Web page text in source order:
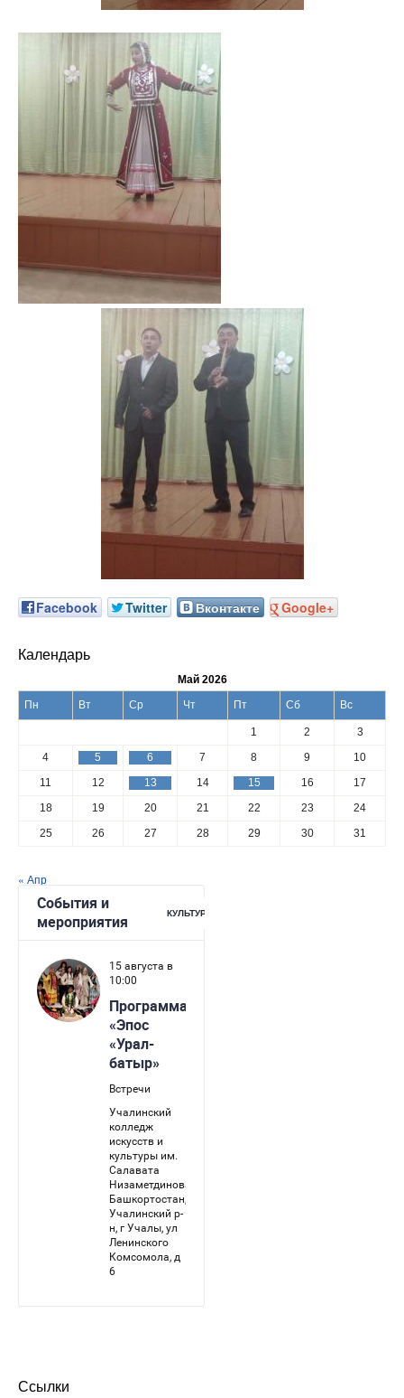
Facebook Twitter Вконтакте Google+
Календарь
Май 2026
Пн
Вт Ср Чт Пт Сб Вс
1 2
3
4
5 6 7 8 9
10
11
12 13 14 15 16
17
18
19 20 21 22 23
24
25
26 27 28 29 30 31
« Апр
Ссылки